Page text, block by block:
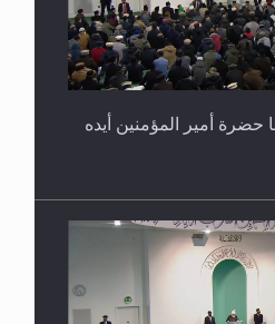
حضرة أمير المؤمنين أيده